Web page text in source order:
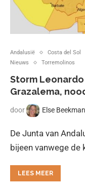
Andalusië Costa del Sol
Nieuws
Torremolinos
Storm
Grazalema,
door Else Beekman
De Junta van
bijeen vanwege
LEES MEER